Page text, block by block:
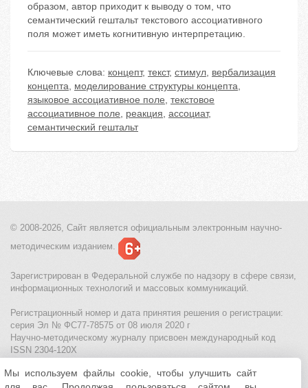
образом, автор приходит к выводу о том, что
семантический гештальт текстового ассоциативного
поля может иметь когнитивную интерпретацию.
Ключевые слова: концепт, текст, стимул, вербализация
концепта, моделирование структуры концепта,
языковое ассоциативное поле, текстовое
ассоциативное поле, реакция, ассоциат,
семантический гештальт
© 2008-2026, Сайт является официальным электронным научно-
методическим изданием.
Зарегистрирован в Федеральной службе по надзору в сфере связи,
информационных технологий и массовых коммуникаций.
Регистрационный номер и дата принятия решения о регистрации:
серия Эл № ФС77-78575 от 08 июля 2020 г
Научно-методическому журналу присвоен международный код
ISSN 2304-120X
МЦИТО|Школьные олимпиады и онлайн конкурсы для детей
Мы используем файлы cookie, чтобы улучшить сайт